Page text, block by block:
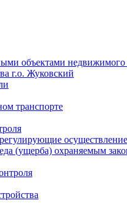
объектами
г.о. Жуковский
транспорте
осуществление
(ущерба) охраняемым